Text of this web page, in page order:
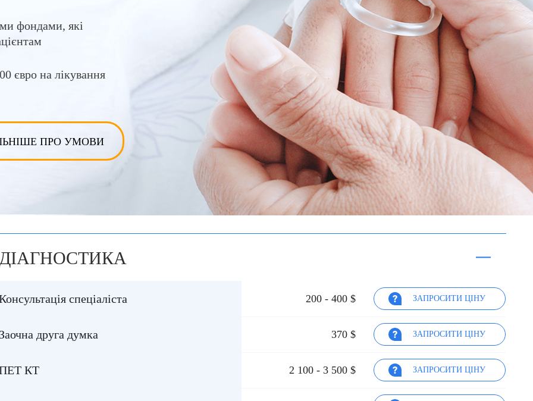
Хочу висловити повагу всім
медичним працівникам, які
працюють в нинішніх
умовах.
Оновлюю відгук на
наступний день після
операції. Медсестри в цій
лікарні дуже доброзичливі,
але більшість з них —
новачки і молоді фахівці. В
онкологічному відділенні 7-
го поверху, де я перебувала,
не зустріла досвідчених
медсестер з багаторічним
стажем.
Вколоти крапельницю не
операції також проходила з
трудом, шукали вену досить
довго.
Для таких пацієнтів, як я,
дуже потрібні досвідчені
практичним досвідом.
фондами, які
євро на лікування
ПРО УМОВИ
ДІАГНОСТИКА
спеціаліста 200 - 400 $ ЗАПРОСИТИ ЦІНУ
Заочна друга думка 370 $ ЗАПРОСИТИ ЦІНУ
КТ 2 100 - 3 500 $ ЗАПРОСИТИ ЦІНУ